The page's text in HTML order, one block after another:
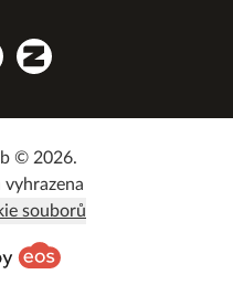
Zonerama
© 2026.
vyhrazena
souborů